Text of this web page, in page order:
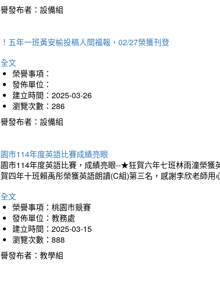
發布者：設備組
五年一班黃安榆投稿人間福報，02/27榮獲刊登
文
榮譽事項：
發佈單位：
建立時間：2025-03-26
瀏覽次數：286
發布者：設備組
市114年度英語比賽成績亮眼
市114年度英語比賽，成績亮眼--★狂賀六年七班林雨潼榮
四年十班賴禹彤榮獲英語朗讀(C組)第三名，感謝李欣老師
文
榮譽事項：桃園市競賽
發佈單位：教務處
建立時間：2025-03-15
瀏覽次數：888
發布者：教學組